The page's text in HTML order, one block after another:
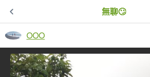
無聊🙄
OOO